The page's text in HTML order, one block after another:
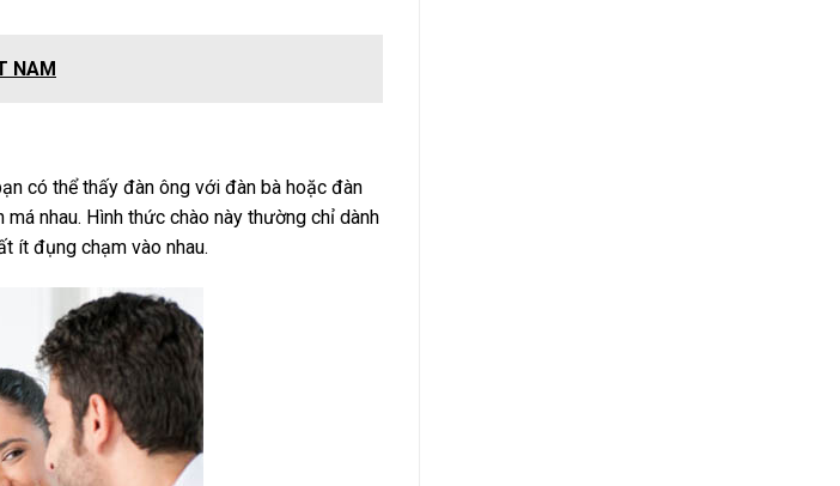
NAM
có thể thấy đàn ông với đàn bà hoặc đàn
nhau. Hình thức chào này thường chỉ dành
ít đụng chạm vào nhau.